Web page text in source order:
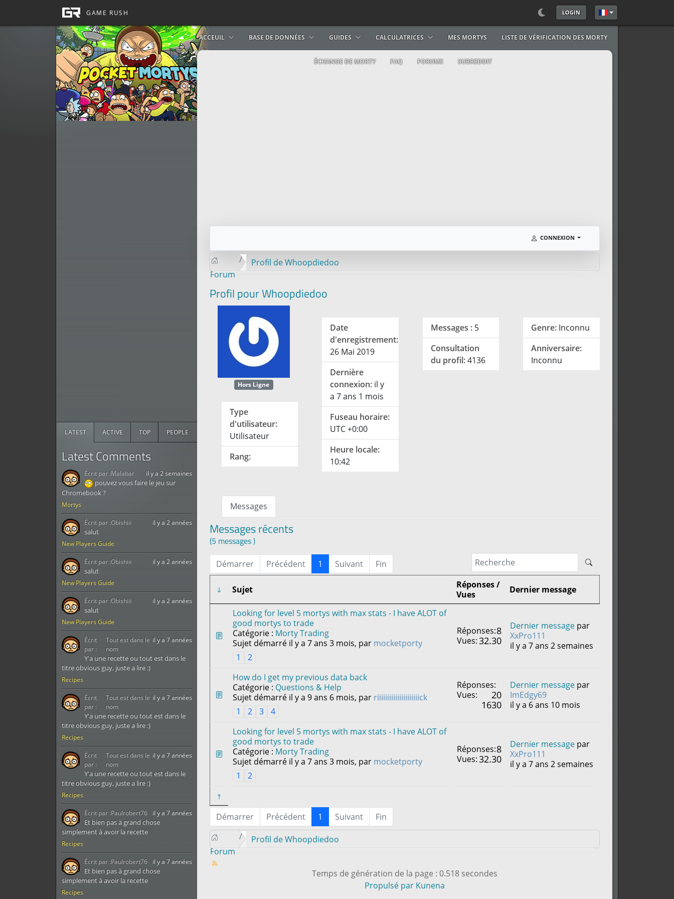
LOGIN Sélectionnez votre
ACCEUIL BASE DE DONNÉES GUIDES CALCULATRICES MES MORTYS LISTE DE VÉRIFICATION DES MORTY
ÉCHANGE DE MORTY FAQ FORUMS SUBREDDIT
LATEST ACTIVE TOP PEOPLE
Latest Comments
Mortys
il y a 2 semaines
pouvez vous faire le jeu sur
Chromebook ?
Écrit par :Malabar
New Players Guide
il y a 2 années
salut
Écrit par :Obishiii
New Players Guide
il y a 2 années
salut
Écrit par :Obishiii
New Players Guide
il y a 2 années
salut
Écrit par :Obishiii
Recipes
il y a 7 années
Y'a une recette ou tout est dans le
titre obvious guy, juste a lire :)
Écrit
par :
Tout est dans le
nom
Recipes
il y a 7 années
Y'a une recette ou tout est dans le
titre obvious guy, juste a lire :)
Écrit
par :
Tout est dans le
nom
Recipes
il y a 7 années
Y'a une recette ou tout est dans le
titre obvious guy, juste a lire :)
Écrit
par :
Tout est dans le
nom
Recipes
il y a 7 années
Et bien pas à grand chose
simplement à avoir la recette
Écrit par :Paulrobert76
Recipes
il y a 7 années
Et bien pas à grand chose
simplement à avoir la recette
Écrit par :Paulrobert76
CONNEXION
Forum
Profil de Whoopdiedoo
Profil pour Whoopdiedoo
Hors Ligne
Type
d'utilisateur:
Utilisateur
Rang:
Date
d'enregistrement:
26 Mai 2019
Dernière
connexion: il y
a 7 ans 1 mois
Fuseau horaire:
UTC +0:00
Heure locale:
10:42
Messages : 5
Consultation
du profil:4136
Genre: Inconnu
Anniversaire:
Inconnu
Messages
Messages récents
(5 messages )
Démarrer Précédent 1 Suivant Fin
Sujet
Réponses /
Vues
Dernier message
Looking for level 5 mortys with max stats - I have ALOT of
good mortys to trade
Catégorie : Morty Trading
Sujet démarré il y a 7 ans 3 mois, par mocketporty
1
2
Réponses:8
Vues:32.30
Dernier messagepar
XxPro111
il y a 7 ans 2 semaines
How do I get my previous data back
Catégorie : Questions & Help
Sujet démarré il y a 9 ans 6 mois, par riiiiiiiiiiiiiiiiiiiiick
1
2 3 4
Réponses:
20
Vues:
1630
Dernier messagepar
ImEdgy69
il y a 6 ans 10 mois
Looking for level 5 mortys with max stats - I have ALOT of
good mortys to trade
Catégorie : Morty Trading
Sujet démarré il y a 7 ans 3 mois, par mocketporty
1
2
Réponses:8
Vues:32.30
Dernier messagepar
XxPro111
il y a 7 ans 2 semaines
Démarrer Précédent 1 Suivant Fin
Forum
Profil de Whoopdiedoo
Temps de génération de la page : 0.518 secondes
Propulsé par Kunena